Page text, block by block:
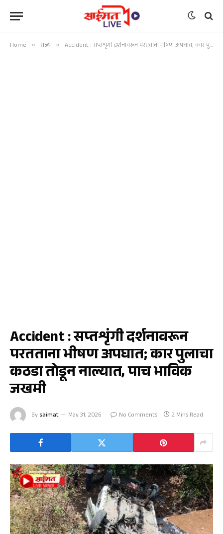
Home » राज्य » Accident : सप्तशृंगी दर्शनावरून परतताना भीषण अपघात; कार पुलाचा कठडा तोडून नाल्यात, पाच भाविक जखमी
Accident : सप्तशृंगी दर्शनावरून
परतताना भीषण अपघात; कार पुलाचा
कठडा तोडून नाल्यात, पाच भाविक
जखमी
By saimat May 31, 2026 No Comments 2 Mins Read